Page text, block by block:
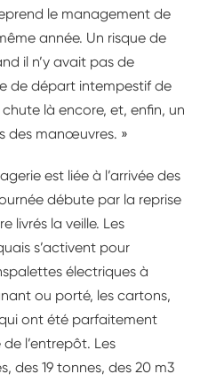
le management de
année. Un risque de
il n’y avait pas de
de départ intempestif de
là encore, et, enfin, un
des manœuvres. »
est liée à l’arrivée des
débute par la reprise
livrés la veille. Les
s’activent pour
électriques à
ou porté, les cartons,
ont été parfaitement
l’entrepôt. Les
des 19 tonnes, des 20 m3